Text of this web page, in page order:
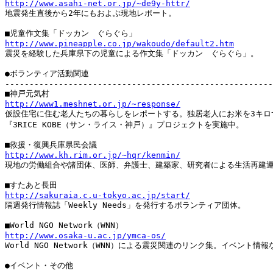
http://www.asahi-net.or.jp/~de9y-httr/
地震発生直後から2年にもおよぶ現地レポート。
http://www.pineapple.co.jp/wakoudo/default2.htm
震災を経験した兵庫県下の児童による作文集「ドッカン　ぐらぐら」。
●ボランティア活動関連
http://www1.meshnet.or.jp/~response/
仮設住宅に住む老人たちの暮らしをレポートする。独居老人にお米を3キロ
『3RICE KOBE（サン・ライス・神戸）』プロジェクトを実施中。
http://www.kh.rim.or.jp/~hqr/kenmin/
現地の労働組合や諸団体、医師、弁護士、建築家、研究者による生活再建運
http://sakuraia.c.u-tokyo.ac.jp/start/
隔週発行情報誌「Weekly Needs」を発行するボランティア団体。
http://www.osaka-u.ac.jp/ymca-os/
World NGO Network（WNN）による震災関連のリンク集。イベント情報
●イベント・その他